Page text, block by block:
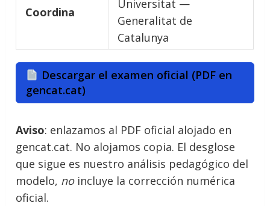
Coordina
Universitat —
Generalitat de
Catalunya
Descargar el examen oficial (PDF en
gencat.cat)
Aviso: enlazamos al PDF oficial alojado en
gencat.cat. No alojamos copia. El desglose
que sigue es nuestro análisis pedagógico del
modelo, noincluye la corrección numérica
oficial.